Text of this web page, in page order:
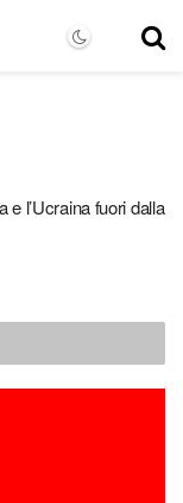
e l’Ucraina fuori dalla